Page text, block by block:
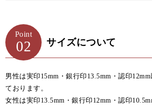
Point
02 サイズについて
男性は実印15mm・銀行印13.5mm・認印
ております。
女性は実印13.5mm・銀行印12mm・認印